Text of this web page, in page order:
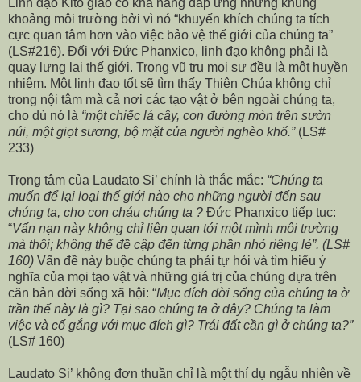
Linh đạo Kito giáo có khả năng đáp ứng những khủng
khoảng môi trường bởi vì nó “khuyến khích chúng ta tích
cực quan tâm hơn vào việc bảo vệ thế giới của chúng ta”
(LS#216). Đối với Đức Phanxico, linh đạo không phải là
quay lưng lại thế giới. Trong vũ trụ mọi sự đều là một huyền
nhiệm. Một linh đạo tốt sẽ tìm thấy Thiên Chúa không chỉ
trong nội tâm mà cả nơi các tạo vật ở bên ngoài chúng ta,
cho dù nó là “một chiếc lá cây, con đường mòn trên sườn
núi, một giọt sương, bộ mặt của người nghèo khổ.” (LS#
233)
Trọng tâm của Laudato Si’ chính là thắc mắc: “Chúng ta
muốn để lại loại thế giới nào cho những người đến sau
chúng ta, cho con cháu chúng ta ? Đức Phanxico tiếp tục:
“Vấn nạn này không chỉ liên quan tới một mình môi trường
mà thôi; không thể đề cập đến từng phần nhỏ riêng lẻ”. (LS#
160) Vấn đề này buộc chúng ta phải tự hỏi và tìm hiểu ý
nghĩa của mọi tạo vật và những giá trị của chúng dựa trên
căn bản đời sống xã hội: “Mục đích đời sống của chúng ta ờ
trần thế này là gì? Tại sao chúng ta ở đây? Chúng ta làm
việc và cố gắng với mục đích gì? Trái đất cần gì ở chúng ta?”
(LS# 160)
Laudato Si’ không đơn thuần chỉ là một thí dụ ngẫu nhiên về